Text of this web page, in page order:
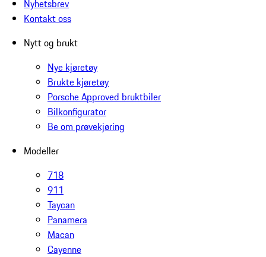
Nyhetsbrev
Kontakt oss
Nytt og brukt
Nye kjøretøy
Brukte kjøretøy
Porsche Approved bruktbiler
Bilkonfigurator
Be om prøvekjøring
Modeller
718
911
Taycan
Panamera
Macan
Cayenne